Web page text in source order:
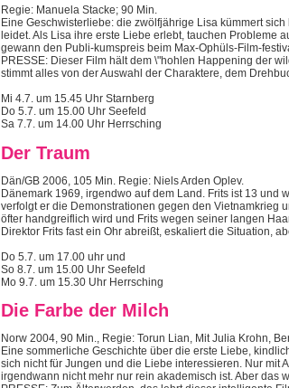
Regie: Manuela Stacke; 90 Min.
Eine Geschwisterliebe: die zwölfjährige Lisa kümmert
leidet. Als Lisa ihre erste Liebe erlebt, tauchen Probleme
gewann den Publi-kumspreis beim Max-Ophüls-Film-
PRESSE: Dieser Film hält dem \"hohlen Happening der
stimmt alles von der Auswahl der Charaktere, dem
Mi 4.7. um 15.45 Uhr Starnberg
Do 5.7. um 15.00 Uhr Seefeld
Sa 7.7. um 14.00 Uhr Herrsching
Der Traum
Dän/GB 2006, 105 Min. Regie: Niels Arden Oplev.
Dänemark 1969, irgendwo auf dem Land. Frits ist 13 und
verfolgt er die Demonstrationen gegen den Vietnamkrieg
öfter handgreiflich wird und Frits wegen seiner langen
Direktor Frits fast ein Ohr abreißt, eskaliert die Situation,
Do 5.7. um 17.00 uhr und
So 8.7. um 15.00 Uhr Seefeld
Mo 9.7. um 15.30 Uhr Herrsching
Die Farbe der Milch
Norw 2004, 90 Min., Regie: Torun Lian, Mit Julia Krohn,
Eine sommerliche Geschichte über die erste Liebe,
sich nicht für Jungen und die Liebe interessieren. Nur mit
irgendwann nicht mehr nur rein akademisch ist. Aber das